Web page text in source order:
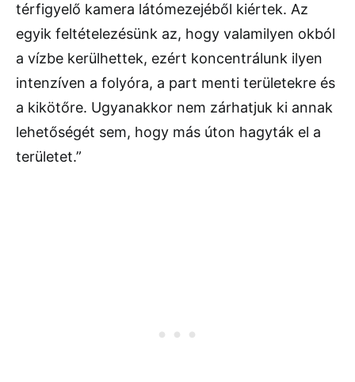
térfigyelő kamera látómezejéből kiértek. Az
egyik feltételezésünk az, hogy valamilyen okból
a vízbe kerülhettek, ezért koncentrálunk ilyen
intenzíven a folyóra, a part menti területekre és
a kikötőre. Ugyanakkor nem zárhatjuk ki annak
lehetőségét sem, hogy más úton hagyták el a
területet.”